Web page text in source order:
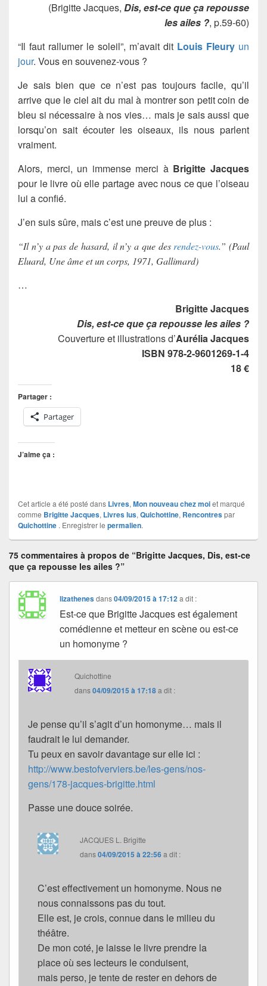
(Brigitte Jacques, Dis, est-ce que ça repousse
les ailes ?, p.59-60)
“Il faut rallumer le soleil”, m’avait dit Louis Fleury un
jour. Vous en souvenez-vous ?
Je sais bien que ce n’est pas toujours facile, qu’il
arrive que le ciel ait du mal à montrer son petit coin de
bleu si nécessaire à nos vies… mais je sais aussi que
lorsqu’on sait écouter les oiseaux, ils nous parlent
vraiment.
Alors, merci, un immense merci à Brigitte Jacques
pour le livre où elle partage avec nous ce que l’oiseau
lui a confié.
J’en suis sûre, mais c’est une preuve de plus :
“Il n’y a pas de hasard, il n’y a que desrendez-vous.” (Paul
Eluard, Une âme et un corps, 1971, Gallimard)
…
Brigitte Jacques
Dis, est-ce que ça repousse les ailes ?
Couverture et illustrations d’Aurélia Jacques
ISBN 978-2-9601269-1-4
18 €
Partager :
Partager
J’aime ça :
Cet article a été posté dans Livres, Mon nouveau chez moiet marqué
comme Brigitte Jacques, Livres lus, Quichottine, Rencontrespar
Quichottine . Enregistrer le permalien.
75 commentaires à propos de “Brigitte Jacques, Dis, est-ce
que ça repousse les ailes ?”
lizathenesdans04/09/2015 à 17:12 a dit :
Est-ce que Brigitte Jacques est également
comédienne et metteur en scène ou est-ce
un homonyme ?
Quichottine
dans04/09/2015 à 17:18a dit :
Je pense qu’il s’agit d’un homonyme… mais il
faudrait le lui demander.
Tu peux en savoir davantage sur elle ici :
http://www.bestofverviers.be/les-gens/nos-
gens/178-jacques-brigitte.html
Passe une douce soirée.
JACQUES L. Brigitte
dans04/09/2015 à 22:56a dit :
C’est effectivement un homonyme. Nous ne
nous connaissons pas du tout.
Elle est, je crois, connue dans le milieu du
théâtre.
De mon coté, je laisse le livre prendre la
place où ses lecteurs le conduisent,
mais perso, je tente de rester en dehors de